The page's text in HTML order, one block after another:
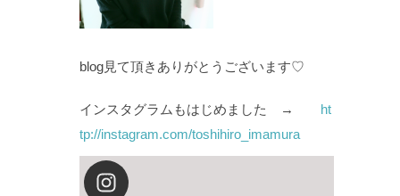
blog見て頂きありがとうございます♡
インスタグラムもはじめました → ht
tp://instagram.com/toshihiro_imamura